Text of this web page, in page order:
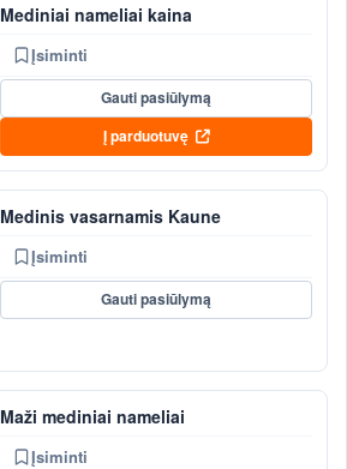
Mediniai nameliai kaina
Įsiminti
Gauti pasiūlymą
Į parduotuvę
Medinis vasarnamis Kaune
Įsiminti
Gauti pasiūlymą
Maži mediniai nameliai
Įsiminti